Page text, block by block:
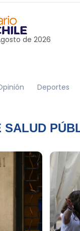
de 2026
Deportes
SALUD